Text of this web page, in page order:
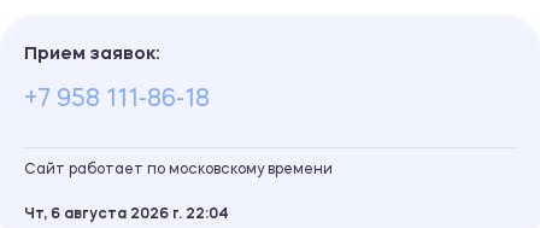
Прием заявок:
+7 958 111-86-18
Сайт работает по московскому времени
Чт, 6 августа 2026 г. 22 04